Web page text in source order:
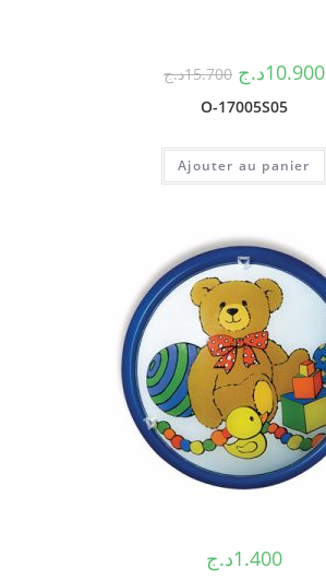
15.700د.ج 10.900د.ج
O-17005S05
Ajouter au panier
1.400د.ج